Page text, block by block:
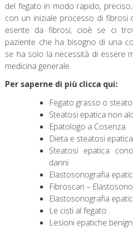
del fegato in modo rapido,
con un iniziale processo di fibrosi
esente da fibrosi; cioè se ci
paziente che ha bisogno di una
se ha solo la necessità di essere
medicina generale.
Per saperne di più clicca qui:
Fegato grasso o
Steatosi epatica non
Epatologo a Cosenza
Dieta e steatosi epatica
Steatosi epatica
danni
Elastosonografia
Fibroscan –
Elastosonografia
Le cisti al fegato
Lesioni epatiche